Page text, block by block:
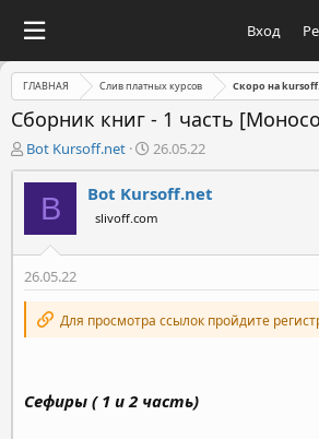
Вход
ГЛАВНАЯ Слив платных курсов Скоро на
Сборник книг - 1 часть
А
в
т
м
ы
Bot Kursoff.net
Д
а
т
а
н
а
а
26.05.22
B Bot Kursoff.net
slivoff.com
26.05.22
Для просмотра ссылок пройдите
Сефиры ( 1 и 2 часть)